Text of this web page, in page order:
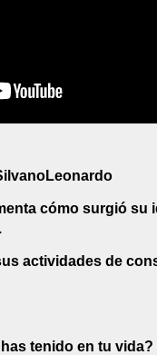
cómo surgió
actividades de
tenido en tu vida?